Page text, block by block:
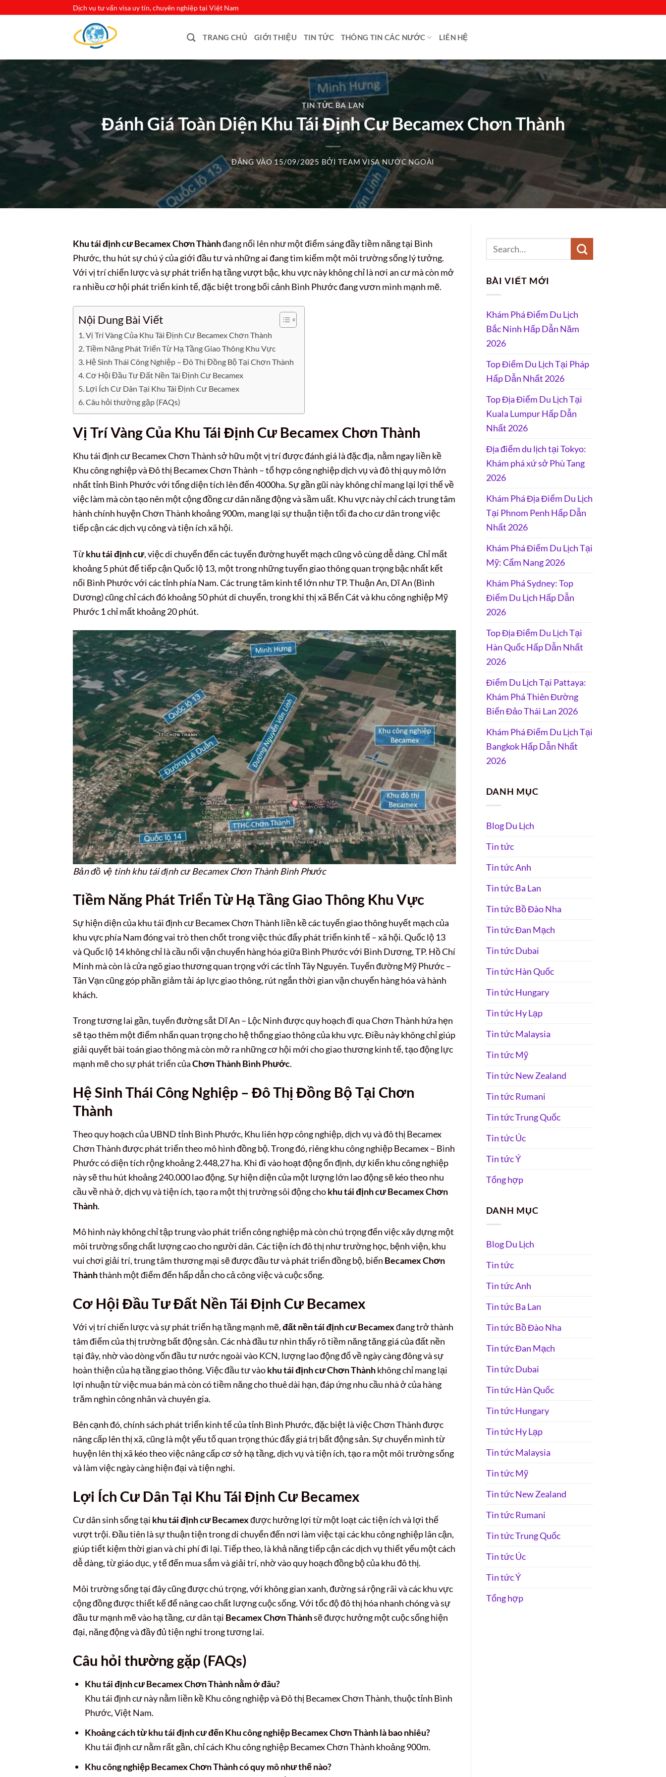
Dịch vụ tư vấn visa uy tín, chuyên nghiệp tại Việt Nam
TRANG CHỦ GIỚI THIỆU TIN TỨC THÔNG TIN CÁC NƯỚC LIÊN HỆ
TIN TỨC BA LAN
Đánh Giá Toàn Diện Khu Tái Định Cư Becamex Chơn Thành
ĐĂNG VÀO15/09/2025 BỞITEAM VISA NƯỚC NGOÀI
Khu tái định cư Becamex Chơn Thànhđang nổi lên như một điểm sáng đầy tiềm năng tại Bình
Phước, thu hút sự chú ý của giới đầu tư và những ai đang tìm kiếm một môi trường sống lý tưởng.
Với vị trí chiến lược và sự phát triển hạ tầng vượt bậc, khu vực này không chỉ là nơi an cư mà còn mở
ra nhiều cơ hội phát triển kinh tế, đặc biệt trong bối cảnh Bình Phước đang vươn mình mạnh mẽ.
Nội Dung Bài Viết
Vị Trí Vàng Của Khu Tái Định Cư Becamex Chơn Thành
Tiềm Năng Phát Triển Từ Hạ Tầng Giao Thông Khu Vực
Hệ Sinh Thái Công Nghiệp – Đô Thị Đồng Bộ Tại Chơn Thành
Cơ Hội Đầu Tư Đất Nền Tái Định Cư Becamex
Lợi Ích Cư Dân Tại Khu Tái Định Cư Becamex
Câu hỏi thường gặp (FAQs)
Vị Trí Vàng Của Khu Tái Định Cư Becamex Chơn Thành
Khu tái định cư Becamex Chơn Thành sở hữu một vị trí được đánh giá là đặc địa, nằm ngay liền kề
Khu công nghiệp và Đô thị Becamex Chơn Thành – tổ hợp công nghiệp dịch vụ và đô thị quy mô lớn
nhất tỉnh Bình Phước với tổng diện tích lên đến 4000ha. Sự gần gũi này không chỉ mang lại lợi thế về
việc làm mà còn tạo nên một cộng đồng cư dân năng động và sầm uất. Khu vực này chỉ cách trung tâm
hành chính huyện Chơn Thành khoảng 900m, mang lại sự thuận tiện tối đa cho cư dân trong việc
tiếp cận các dịch vụ công và tiện ích xã hội.
Từkhu tái định cư, việc di chuyển đến các tuyến đường huyết mạch cũng vô cùng dễ dàng. Chỉ mất
khoảng 5 phút để tiếp cận Quốc lộ 13, một trong những tuyến giao thông quan trọng bậc nhất kết
nối Bình Phước với các tỉnh phía Nam. Các trung tâm kinh tế lớn như TP. Thuận An, Dĩ An (Bình
Dương) cũng chỉ cách đó khoảng 50 phút di chuyển, trong khi thị xã Bến Cát và khu công nghiệp Mỹ
Phước 1 chỉ mất khoảng 20 phút.
Bản đồ vệ tinh khu tái định cư Becamex Chơn Thành Bình Phước
Tiềm Năng Phát Triển Từ Hạ Tầng Giao Thông Khu Vực
Sự hiện diện của khu tái định cư Becamex Chơn Thành liền kề các tuyến giao thông huyết mạch của
khu vực phía Nam đóng vai trò then chốt trong việc thúc đẩy phát triển kinh tế – xã hội. Quốc lộ 13
và Quốc lộ 14 không chỉ là cầu nối vận chuyển hàng hóa giữa Bình Phước với Bình Dương, TP. Hồ Chí
Minh mà còn là cửa ngõ giao thương quan trọng với các tỉnh Tây Nguyên. Tuyến đường Mỹ Phước –
Tân Vạn cũng góp phần giảm tải áp lực giao thông, rút ngắn thời gian vận chuyển hàng hóa và hành
khách.
Trong tương lai gần, tuyến đường sắt Dĩ An – Lộc Ninh được quy hoạch đi qua Chơn Thành hứa hẹn
sẽ tạo thêm một điểm nhấn quan trọng cho hệ thống giao thông của khu vực. Điều này không chỉ giúp
giải quyết bài toán giao thông mà còn mở ra những cơ hội mới cho giao thương kinh tế, tạo động lực
mạnh mẽ cho sự phát triển củaChơn Thành Bình Phước.
Hệ Sinh Thái Công Nghiệp – Đô Thị Đồng Bộ Tại Chơn
Thành
Theo quy hoạch của UBND tỉnh Bình Phước, Khu liên hợp công nghiệp, dịch vụ và đô thị Becamex
Chơn Thành được phát triển theo mô hình đồng bộ. Trong đó, riêng khu công nghiệp Becamex – Bình
Phước có diện tích rộng khoảng 2.448,27 ha. Khi đi vào hoạt động ổn định, dự kiến khu công nghiệp
này sẽ thu hút khoảng 240.000 lao động. Sự hiện diện của một lượng lớn lao động sẽ kéo theo nhu
cầu về nhà ở, dịch vụ và tiện ích, tạo ra một thị trường sôi động chokhu tái định cư Becamex Chơn
Thành.
Mô hình này không chỉ tập trung vào phát triển công nghiệp mà còn chú trọng đến việc xây dựng một
môi trường sống chất lượng cao cho người dân. Các tiện ích đô thị như trường học, bệnh viện, khu
vui chơi giải trí, trung tâm thương mại sẽ được đầu tư và phát triển đồng bộ, biến Becamex Chơn
Thànhthành một điểm đến hấp dẫn cho cả công việc và cuộc sống.
Cơ Hội Đầu Tư Đất Nền Tái Định Cư Becamex
Với vị trí chiến lược và sự phát triển hạ tầng mạnh mẽ,đất nền tái định cư Becamexđang trở thành
tâm điểm của thị trường bất động sản. Các nhà đầu tư nhìn thấy rõ tiềm năng tăng giá của đất nền
tại đây, nhờ vào dòng vốn đầu tư nước ngoài vào KCN, lượng lao động đổ về ngày càng đông và sự
hoàn thiện của hạ tầng giao thông. Việc đầu tư vàokhu tái định cư Chơn Thànhkhông chỉ mang lại
lợi nhuận từ việc mua bán mà còn có tiềm năng cho thuê dài hạn, đáp ứng nhu cầu nhà ở của hàng
trăm nghìn công nhân và chuyên gia.
Bên cạnh đó, chính sách phát triển kinh tế của tỉnh Bình Phước, đặc biệt là việc Chơn Thành được
nâng cấp lên thị xã, cũng là một yếu tố quan trọng thúc đẩy giá trị bất động sản. Sự chuyển mình từ
huyện lên thị xã kéo theo việc nâng cấp cơ sở hạ tầng, dịch vụ và tiện ích, tạo ra một môi trường sống
và làm việc ngày càng hiện đại và tiện nghi.
Lợi Ích Cư Dân Tại Khu Tái Định Cư Becamex
Cư dân sinh sống tại khu tái định cư Becamexđược hưởng lợi từ một loạt các tiện ích và lợi thế
vượt trội. Đầu tiên là sự thuận tiện trong di chuyển đến nơi làm việc tại các khu công nghiệp lân cận,
giúp tiết kiệm thời gian và chi phí đi lại. Tiếp theo, là khả năng tiếp cận các dịch vụ thiết yếu một cách
dễ dàng, từ giáo dục, y tế đến mua sắm và giải trí, nhờ vào quy hoạch đồng bộ của khu đô thị.
Môi trường sống tại đây cũng được chú trọng, với không gian xanh, đường sá rộng rãi và các khu vực
cộng đồng được thiết kế để nâng cao chất lượng cuộc sống. Với tốc độ đô thị hóa nhanh chóng và sự
đầu tư mạnh mẽ vào hạ tầng, cư dân tại Becamex Chơn Thànhsẽ được hưởng một cuộc sống hiện
đại, năng động và đầy đủ tiện nghi trong tương lai.
Câu hỏi thường gặp (FAQs)
Khu tái định cư Becamex Chơn Thành nằm ở đâu?
Khu tái định cư này nằm liền kề Khu công nghiệp và Đô thị Becamex Chơn Thành, thuộc tỉnh Bình
Phước, Việt Nam.
Khoảng cách từ khu tái định cư đến Khu công nghiệp Becamex Chơn Thành là bao nhiêu?
Khu tái định cư nằm rất gần, chỉ cách Khu công nghiệp Becamex Chơn Thành khoảng 900m.
Khu công nghiệp Becamex Chơn Thành có quy mô như thế nào?
BÀI VIẾT MỚI
Khám Phá Điểm Du Lịch
Bắc Ninh Hấp Dẫn Năm
2026
Top Điểm Du Lịch Tại Pháp
Hấp Dẫn Nhất 2026
Top Địa Điểm Du Lịch Tại
Kuala Lumpur Hấp Dẫn
Nhất 2026
Địa điểm du lịch tại Tokyo:
Khám phá xứ sở Phù Tang
2026
Khám Phá Địa Điểm Du Lịch
Tại Phnom Penh Hấp Dẫn
Nhất 2026
Khám Phá Điểm Du Lịch Tại
Mỹ: Cẩm Nang 2026
Khám Phá Sydney: Top
Điểm Du Lịch Hấp Dẫn
2026
Top Địa Điểm Du Lịch Tại
Hàn Quốc Hấp Dẫn Nhất
2026
Điểm Du Lịch Tại Pattaya:
Khám Phá Thiên Đường
Biển Đảo Thái Lan 2026
Khám Phá Điểm Du Lịch Tại
Bangkok Hấp Dẫn Nhất
2026
DANH MỤC
Blog Du Lịch
Tin tức
Tin tức Anh
Tin tức Ba Lan
Tin tức Bồ Đào Nha
Tin tức Đan Mạch
Tin tức Dubai
Tin tức Hàn Quốc
Tin tức Hungary
Tin tức Hy Lạp
Tin tức Malaysia
Tin tức Mỹ
Tin tức New Zealand
Tin tức Rumani
Tin tức Trung Quốc
Tin tức Úc
Tin tức Ý
Tổng hợp
DANH MỤC
Blog Du Lịch
Tin tức
Tin tức Anh
Tin tức Ba Lan
Tin tức Bồ Đào Nha
Tin tức Đan Mạch
Tin tức Dubai
Tin tức Hàn Quốc
Tin tức Hungary
Tin tức Hy Lạp
Tin tức Malaysia
Tin tức Mỹ
Tin tức New Zealand
Tin tức Rumani
Tin tức Trung Quốc
Tin tức Úc
Tin tức Ý
Tổng hợp